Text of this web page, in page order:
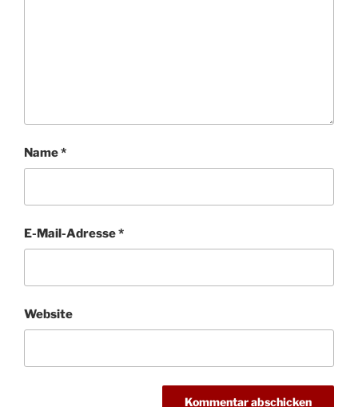
Name*
E-Mail-Adresse*
Website